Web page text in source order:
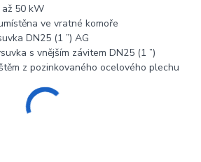
až 50 kW
ve vratné komoře
DN25 (1 ”) AG
s vnějším závitem DN25 (1 ”)
z pozinkovaného ocelového plechu